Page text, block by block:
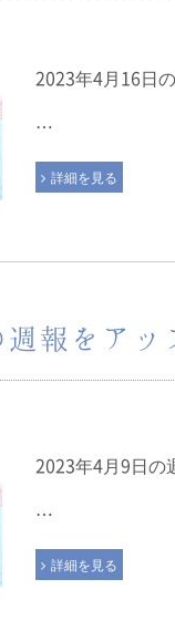
2023年4月16日
…
詳細を見る
週報をアッ
2023年4月9日の
…
詳細を見る